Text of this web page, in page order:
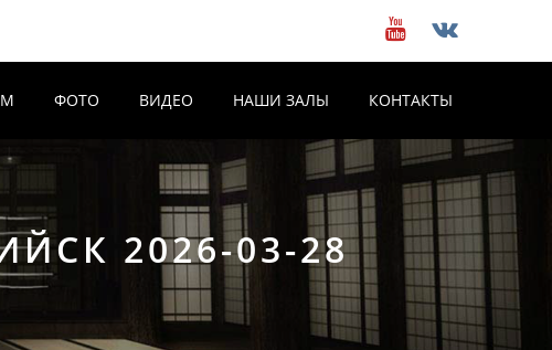
ФОТО ВИДЕО НАШИ ЗАЛЫ КОНТАКТЫ
2026-03-28